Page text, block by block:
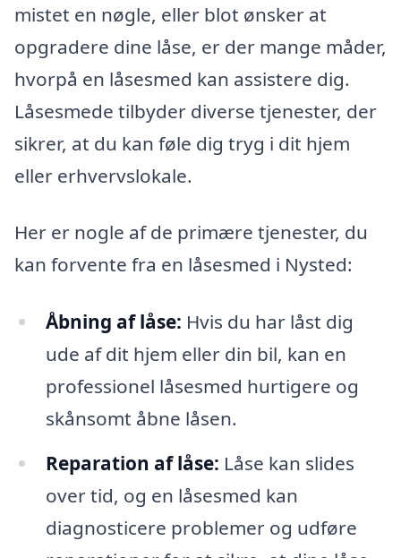
mistet en nøgle, eller blot ønsker at
opgradere dine låse, er der mange måder,
hvorpå en låsesmed kan assistere dig.
Låsesmede tilbyder diverse tjenester, der
sikrer, at du kan føle dig tryg i dit hjem
eller erhvervslokale.
Her er nogle af de primære tjenester, du
kan forvente fra en låsesmed i Nysted:
Åbning af låse: Hvis du har låst dig
ude af dit hjem eller din bil, kan en
professionel låsesmed hurtigere og
skånsomt åbne låsen.
Reparation af låse: Låse kan slides
over tid, og en låsesmed kan
diagnosticere problemer og udføre